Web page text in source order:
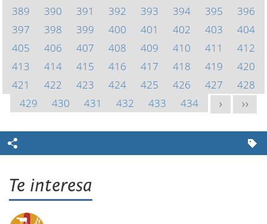
389
390 391 392 393 394 395
396
397
398 399 400 401 402 403
404
405
406 407 408 409 410 411
412
413
414 415 416 417 418 419
420
421
422 423 424 425 426 427
428
429
430 431 432 433 434 > >>
Te interesa